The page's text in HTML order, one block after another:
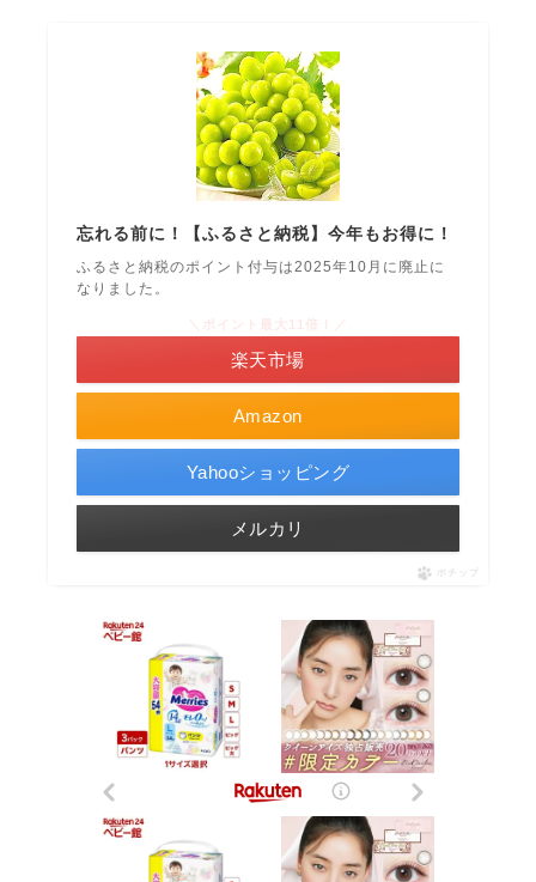
忘れる前に！【ふるさと納税】今年もお得に！
ふるさと納税のポイント付与は2025年10月に廃止に
なりました。
Amazon
楽天市場
Yahooショッピング
メルカリ
ポチップ